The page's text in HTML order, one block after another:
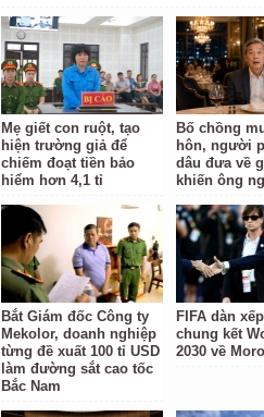
Mẹ giết con ruột, tạo
hiện trường giả để
chiếm đoạt tiền bảo
hiểm hơn 4,1 tỉ
Bố chồng
hôn, người
dâu đưa về
khiến ông
Bắt Giám đốc Công ty
Mekolor, doanh nghiệp
từng đề xuất 100 tỉ USD
làm đường sắt cao tốc
Bắc Nam
FIFA dàn
chung kết
2030 về